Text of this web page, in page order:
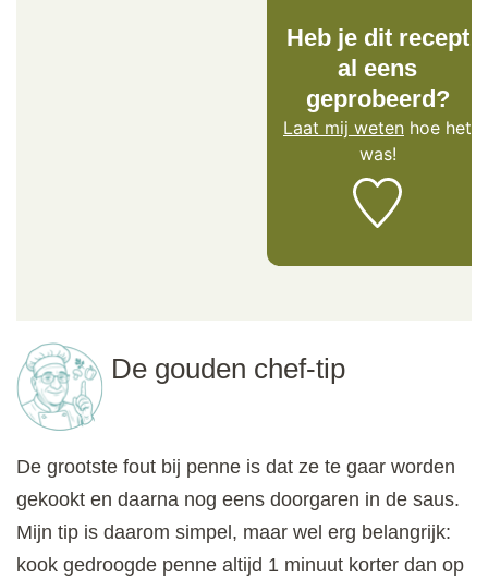
Heb je dit recept
al eens
geprobeerd?
Laat mij weten hoe het
was!
De gouden chef-tip
De grootste fout bij penne is dat ze te gaar worden
gekookt en daarna nog eens doorgaren in de saus.
Mijn tip is daarom simpel, maar wel erg belangrijk:
kook gedroogde penne altijd 1 minuut korter dan op